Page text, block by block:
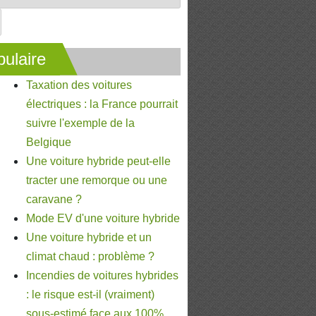
Taxation des voitures
électriques : la France pourrait
suivre l'exemple de la
Belgique
Une voiture hybride peut-elle
tracter une remorque ou une
caravane ?
Mode EV d'une voiture hybride
Une voiture hybride et un
climat chaud : problème ?
Incendies de voitures hybrides
: le risque est-il (vraiment)